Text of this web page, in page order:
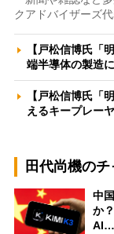
クアドバイザーズ
【戸松信博氏「
端半導体の製造
【戸松信博氏「
えるキープレ
田代尚機の
中
か
AI…